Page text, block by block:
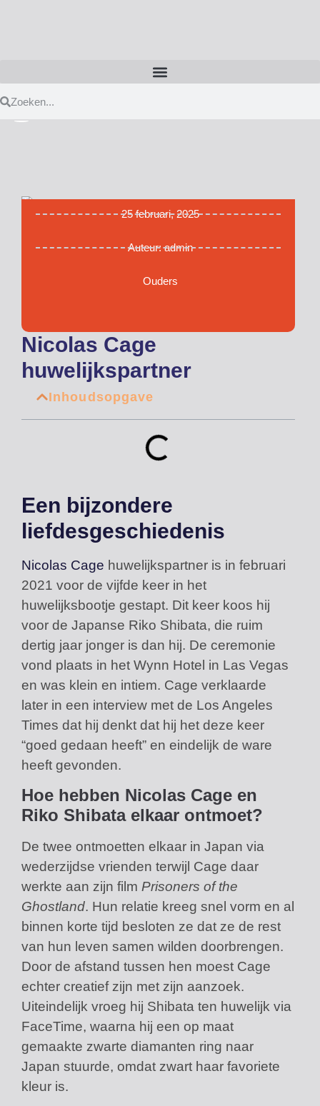
25 februari, 2025
Auteur:admin
Ouders
Nicolas Cage
huwelijkspartner
Inhoudsopgave
Een bijzondere
liefdesgeschiedenis
Nicolas Cage huwelijkspartner is in februari
2021 voor de vijfde keer in het
huwelijksbootje gestapt. Dit keer koos hij
voor de Japanse Riko Shibata, die ruim
dertig jaar jonger is dan hij. De ceremonie
vond plaats in het Wynn Hotel in Las Vegas
en was klein en intiem. Cage verklaarde
later in een interview met de Los Angeles
Times dat hij denkt dat hij het deze keer
“goed gedaan heeft” en eindelijk de ware
heeft gevonden.
Hoe hebben Nicolas Cage en
Riko Shibata elkaar ontmoet?
De twee ontmoetten elkaar in Japan via
wederzijdse vrienden terwijl Cage daar
werkte aan zijn film Prisoners of the
Ghostland. Hun relatie kreeg snel vorm en al
binnen korte tijd besloten ze dat ze de rest
van hun leven samen wilden doorbrengen.
Door de afstand tussen hen moest Cage
echter creatief zijn met zijn aanzoek.
Uiteindelijk vroeg hij Shibata ten huwelijk via
FaceTime, waarna hij een op maat
gemaakte zwarte diamanten ring naar
Japan stuurde, omdat zwart haar favoriete
kleur is.